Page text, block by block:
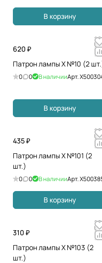
В корзину
620 ₽
Патрон лампы X №10 (2
0 0 В наличииАрт.
В корзину
435 ₽
Патрон лампы X №101 (2
шт.)
0 0 В наличииАрт.
В корзину
310 ₽
Патрон лампы X №103 (2
шт.)